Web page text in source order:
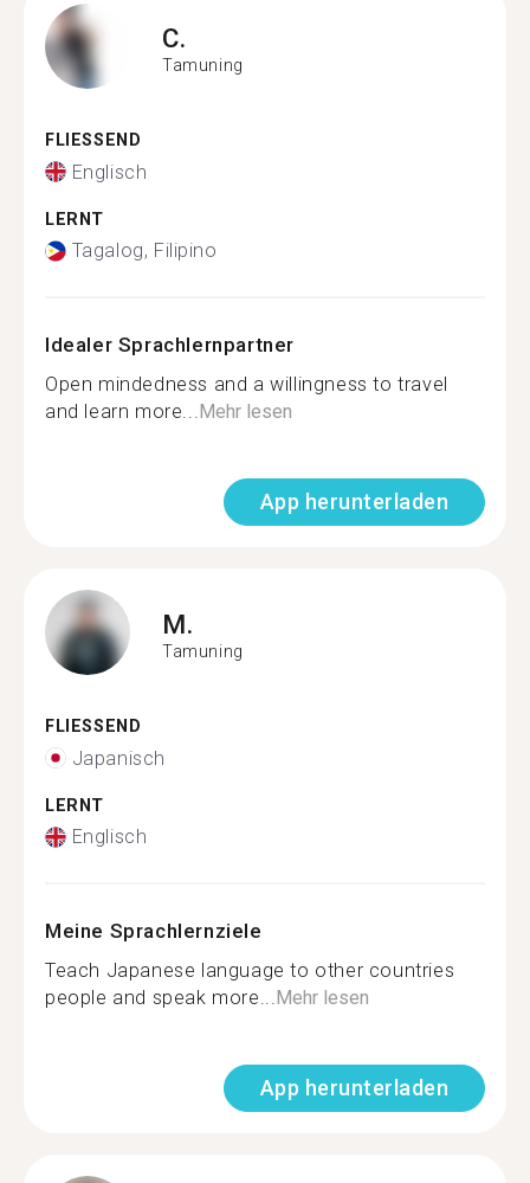
C.
Tamuning
FLIESSEND
Englisch
LERNT
Tagalog, Filipino
Idealer Sprachlernpartner
Open mindedness and a willingness to travel
and learn more...Mehr lesen
App herunterladen
M.
Tamuning
FLIESSEND
Japanisch
LERNT
Englisch
Meine Sprachlernziele
Teach Japanese language to other countries
people and speak more...Mehr lesen
App herunterladen